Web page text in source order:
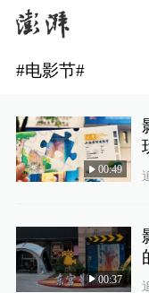
#电影节#
00:49
00:37